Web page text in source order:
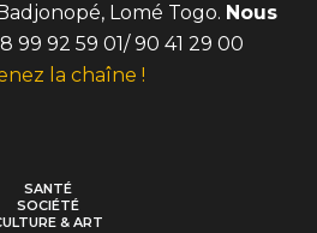
Lomé Togo. Nous
99 92 59 01/ 90 41 29 00
la chaîne !
SANTÉ
SOCIÉTÉ
& ART